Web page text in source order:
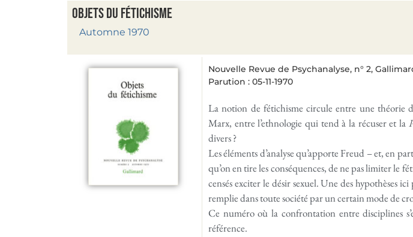
Objets du fétichisme
Automne 1970
Nouvelle Revue de Psychanalyse, n° 2,
Parution : 05-11-1970
La notion de fétichisme circule entre une théorie
Marx, entre l’ethnologie qui tend à la récuser et la
divers ?
Les éléments d’analyse qu’apporte Freud – et, en
qu’on en tire les conséquences, de ne pas limiter le
censés exciter le désir sexuel. Une des hypothèses
remplie dans toute société par un certain mode de
Ce numéro où la confrontation entre disciplines
référence.